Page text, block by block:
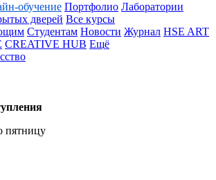
обучение Портфолио Лаборатории
дверей Все курсы
Студентам Новости Журнал HSE ART
CREATIVE HUB Ещё
пятницу